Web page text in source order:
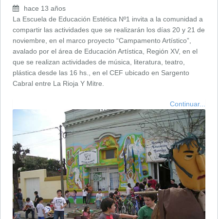
hace 13 años
La Escuela de Educación Estética Nº1 invita a la comunidad a
compartir las actividades que se realizarán los días 20 y 21 de
noviembre, en el marco proyecto “Campamento Artístico”,
avalado por el área de Educación Artística, Región XV, en el
que se realizan actividades de música, literatura, teatro,
plástica desde las 16 hs., en el CEF ubicado en Sargento
Cabral entre La Rioja Y Mitre.
Continuar...